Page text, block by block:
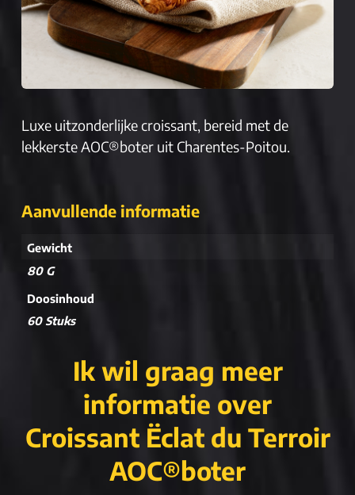
Luxe uitzonderlijke croissant, bereid met de
lekkerste AOC®boter uit Charentes-Poitou.
Aanvullende informatie
Gewicht
80 G
Doosinhoud
60 Stuks
Ik wil graag meer
informatie over
Croissant Ëclat du Terroir
AOC®boter